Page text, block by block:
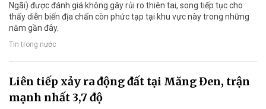
Ngãi) được đánh giá không gây rủi ro thiên tai, song tiếp tục cho
thấy diễn biến địa chấn còn phức tạp tại khu vực này trong những
năm gần đây.
Tin trong nước
Liên tiếp xảy ra động đất tại Măng Đen, trận
mạnh nhất 3,7 độ